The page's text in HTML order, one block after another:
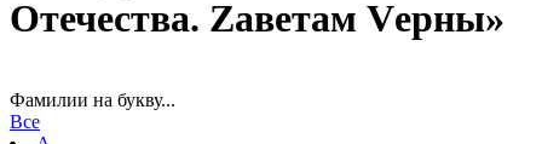
Отечества. Zаветам Vерны»
Фамилии на букву...
Все